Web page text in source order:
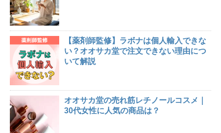
【薬剤師監修】ラボナは個人輸入できな
い？オオサカ堂で注文できない理由につ
いて解説
オオサカ堂の売れ筋レチノールコスメ｜
30代女性に人気の商品は？